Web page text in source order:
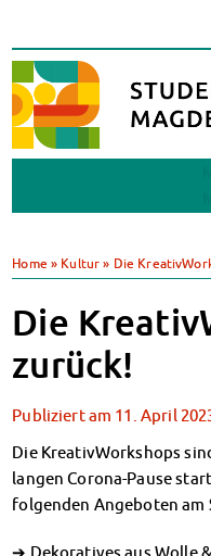
BAföG beantragen
BAföG-FAQs
Dokumente
BAföG-Sprechstunden
Kredite & Stipendien
Mensen & Cafeterien
Heute in unseren
JoGo – Studibar +
Klimabewusst essen
Home » Kultur » Die
Die
zurück!
Publiziert am 11. April
Die KreativWorkshops
langen Corona-Pause
folgenden Angeboten
➔ Dekoratives aus Wolle